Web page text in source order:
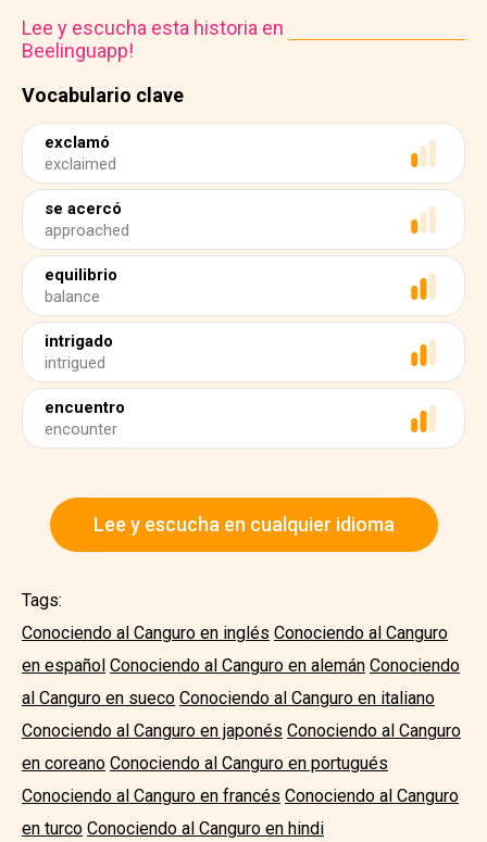
Vocabulario clave
exclamó
exclaimed
se acercó
approached
equilibrio
balance
intrigado
intrigued
encuentro
encounter
Lee y escucha esta historia en
Beelinguapp!
Lee y escucha en cualquier idioma
Tags:
Conociendo al Canguro en inglés Conociendo al Canguro
en español Conociendo al Canguro en alemán Conociendo
al Canguro en sueco Conociendo al Canguro en italiano
Conociendo al Canguro en japonés Conociendo al Canguro
en coreano Conociendo al Canguro en portugués
Conociendo al Canguro en francés Conociendo al Canguro
en turco Conociendo al Canguro en hindi